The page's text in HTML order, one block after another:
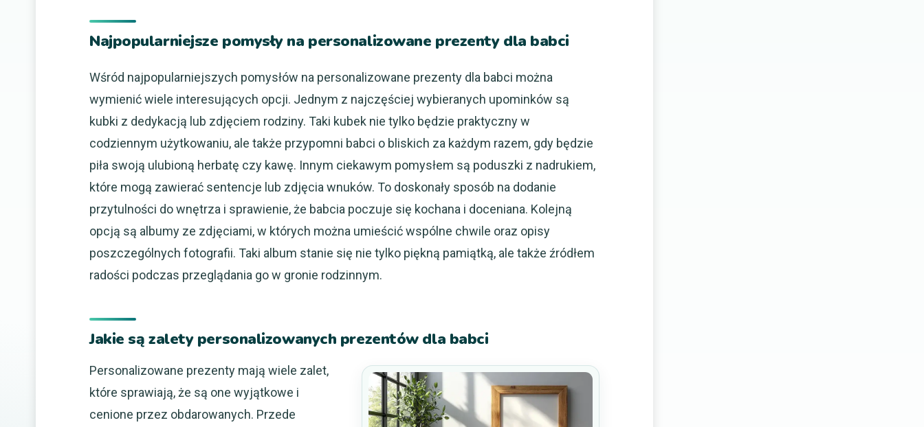
Najpopularniejsze pomysły na personalizowane prezenty dla babci
Wśród najpopularniejszych pomysłów na personalizowane prezenty dla babci można
wymienić wiele interesujących opcji. Jednym z najczęściej wybieranych upominków są
kubki z dedykacją lub zdjęciem rodziny. Taki kubek nie tylko będzie praktyczny w
codziennym użytkowaniu, ale także przypomni babci o bliskich za każdym razem, gdy będzie
piła swoją ulubioną herbatę czy kawę. Innym ciekawym pomysłem są poduszki z nadrukiem,
które mogą zawierać sentencje lub zdjęcia wnuków. To doskonały sposób na dodanie
przytulności do wnętrza i sprawienie, że babcia poczuje się kochana i doceniana. Kolejną
opcją są albumy ze zdjęciami, w których można umieścić wspólne chwile oraz opisy
poszczególnych fotografii. Taki album stanie się nie tylko piękną pamiątką, ale także źródłem
radości podczas przeglądania go w gronie rodzinnym.
Jakie są zalety personalizowanych prezentów dla babci
Personalizowane prezenty mają wiele zalet,
które sprawiają, że są one wyjątkowe i
cenione przez obdarowanych. Przede